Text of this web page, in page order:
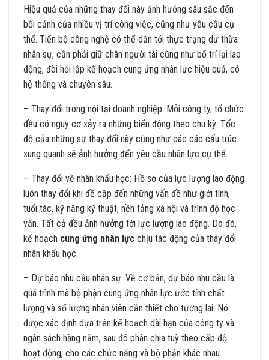
Hiệu quả của những thay đổi này ảnh hưởng sâu sắc đến
bối cảnh của nhiều vị trí công việc, cũng như yêu cầu cụ
thể. Tiến bộ công nghệ có thể dẫn tới thực trạng dư thừa
nhân sự, cần phải giữ chân người tài cũng như bố trí lại lao
động, đòi hỏi lập kế hoạch cung ứng nhân lực hiệu quả, có
hệ thống và chuyên sâu.
– Thay đổi trong nội tại doanh nghiệp: Mỗi công ty, tổ chức
đều có nguy cơ xảy ra những biến động theo chu kỳ. Tốc
độ của những sự thay đổi này cũng như các các cấu trúc
xung quanh sẽ ảnh hưởng đến yêu cầu nhân lực cụ thể.
– Thay đổi về nhân khẩu học: Hồ sơ của lực lượng lao động
luôn thay đổi khi đề cập đến những vấn đề như giới tính,
tuổi tác, kỹ năng kỹ thuật, nền tảng xã hội và trình độ học
vấn. Tất cả đều ảnh hưởng tới lực lượng lao động. Do đó,
kế hoạch cung ứng nhân lực chịu tác động của thay đổi
nhân khẩu học.
– Dự báo nhu cầu nhân sự: Về cơ bản, dự báo nhu cầu là
quá trình mà bộ phận cung ứng nhân lực ước tính chất
lượng và số lượng nhân viên cần thiết cho tương lai. Nó
được xác định dựa trên kế hoạch dài hạn của công ty và
ngân sách hàng năm, sau đó phân chia tuỳ theo cấp độ
hoạt động, cho các chức năng và bộ phận khác nhau.